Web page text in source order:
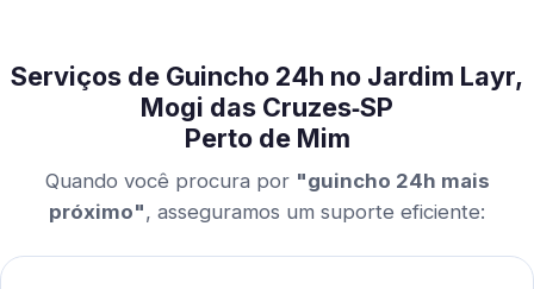
Serviços de Guincho 24h no Jardim Layr,
Mogi das Cruzes‑SP
Perto de Mim
Quando você procura por "guincho 24h mais
próximo", asseguramos um suporte eficiente: